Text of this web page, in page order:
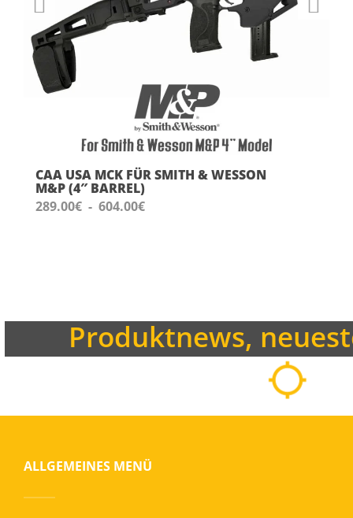
CAA USA MCK FÜR SMITH & WESSON
M&P (4″ BARREL)
289.00€ - 604.00€Preisspanne:
Produktnews,
ALLGEMEINES MENÜ